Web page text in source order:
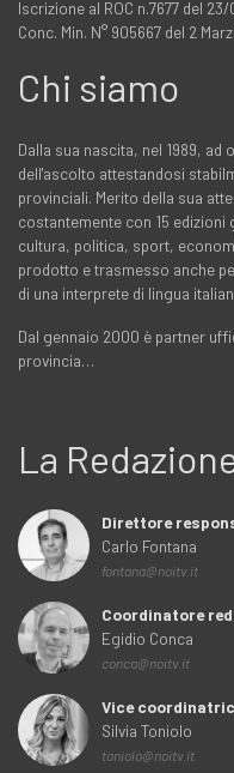
Iscrizione al ROC n.7677 del
Conc. Min. N° 905667 del 2
Chi siamo
Dalla sua nascita, nel 1989, ad
dell'ascolto attestandosi
provinciali. Merito della sua
costantemente con 15
cultura, politica, sport,
prodotto e trasmesso anche
di una interprete di lingua
Dal gennaio 2000 è partner
provincia…
La
Direttore
Carlo Fontana
fontana@noitv.it
Coordinatore
Egidio Conca
conca@noitv.it
Vice
Silvia Toniolo
toniolo@noitv.it